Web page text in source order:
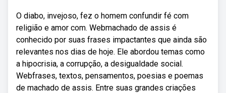
O diabo, invejoso, fez o homem confundir fé com
religião e amor com. Webmachado de assis é
conhecido por suas frases impactantes que ainda são
relevantes nos dias de hoje. Ele abordou temas como
a hipocrisia, a corrupção, a desigualdade social.
Webfrases, textos, pensamentos, poesias e poemas
de machado de assis. Entre suas grandes criações